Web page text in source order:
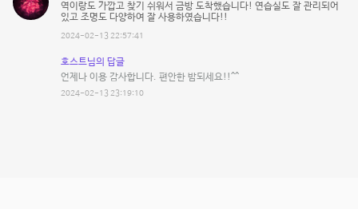
역이랑도 가깝고 찾기 쉬워서 금방 도착했습니다! 연습실도 잘 관리되어
있고 조명도 다양하여 잘 사용하였습니다!!
2024-02-13 22:57:41
호스트님의 답글
언제나 이용 감사합니다. 편안한 밤되세요!!^^
2024-02-13 23:19:10